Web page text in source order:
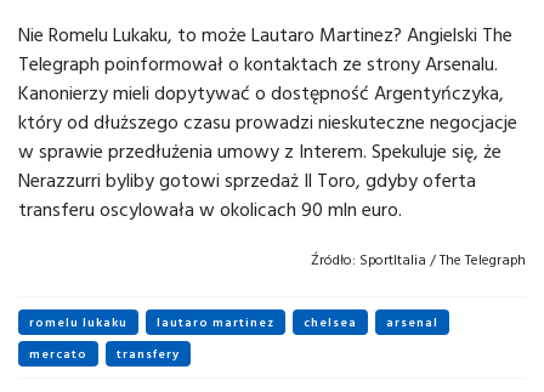
Nie Romelu Lukaku, to może Lautaro Martinez? Angielski The
Telegraph poinformował o kontaktach ze strony Arsenalu.
Kanonierzy mieli dopytywać o dostępność Argentyńczyka,
który od dłuższego czasu prowadzi nieskuteczne negocjacje
w sprawie przedłużenia umowy z Interem. Spekuluje się, że
Nerazzurri byliby gotowi sprzedaż Il Toro, gdyby oferta
transferu oscylowała w okolicach 90 mln euro.
Źródło: SportItalia / The Telegraph
romelu lukaku lautaro martinez chelsea
arsenal
mercato
transfery